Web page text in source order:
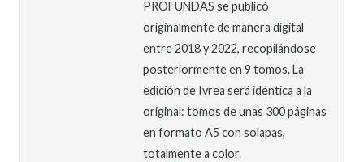
PROFUNDAS se publicó
originalmente de manera digital
entre 2018 y 2022, recopilándose
posteriormente en 9 tomos. La
edición de Ivrea será idéntica a la
original: tomos de unas 300 páginas
en formato A5 con solapas,
totalmente a color.